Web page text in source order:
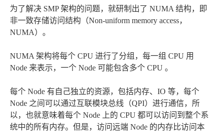
为了解决 SMP 架构的问题，就研制出了 NUMA 结构，即
非一致存储访问结构（Non-uniform memory access，
NUMA）。
NUMA 架构将每个 CPU 进行了分组，每一组 CPU 用
Node 来表示，一个 Node 可能包含多个 CPU 。
每个 Node 有自己独立的资源，包括内存、IO 等，每个
Node 之间可以通过互联模块总线（QPI）进行通信，所
以，也就意味着每个 Node 上的 CPU 都可以访问到整个系
统中的所有内存。但是，访问远端 Node 的内存比访问本